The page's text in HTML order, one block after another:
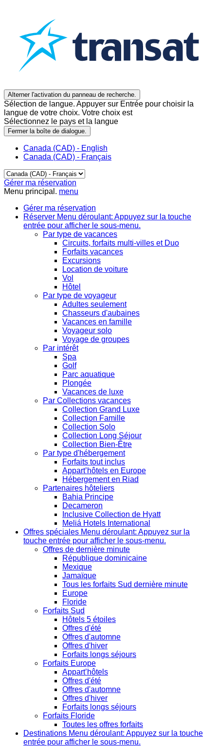
Alterner l'activation du panneau de recherche.
Sélection de langue. Appuyer sur Entrée pour choisir la
langue de votre choix. Votre choix est
Sélectionnez le pays et la langue
Fermer la boîte de dialogue.
Canada (CAD) - English
Canada (CAD) - Français
Gérer ma réservation
Menu principal. menu
Gérer ma réservation
Réserver Menu déroulant: Appuyez sur la touche
entrée pour afficher le sous-menu.
Par type de vacances
Circuits, forfaits multi-villes et Duo
Forfaits vacances
Excursions
Location de voiture
Vol
Hôtel
Par type de voyageur
Adultes seulement
Chasseurs d'aubaines
Vacances en famille
Voyageur solo
Voyage de groupes
Par intérêt
Spa
Golf
Parc aquatique
Plongée
Vacances de luxe
Par Collections vacances
Collection Grand Luxe
Collection Famille
Collection Solo
Collection Long Séjour
Collection Bien-Être
Par type d'hébergement
Forfaits tout inclus
Appart’hôtels en Europe
Hébergement en Riad
Partenaires hôteliers
Bahia Principe
Decameron
Inclusive Collection de Hyatt
Meliá Hotels International
Offres spéciales Menu déroulant: Appuyez sur la
touche entrée pour afficher le sous-menu.
Offres de dernière minute
République dominicaine
Mexique
Jamaïque
Tous les forfaits Sud dernière minute
Europe
Floride
Forfaits Sud
Hôtels 5 étoiles
Offres d'été
Offres d'automne
Offres d'hiver
Forfaits longs séjours
Forfaits Europe
Appart’hôtels
Offres d'été
Offres d'automne
Offres d'hiver
Forfaits longs séjours
Forfaits Floride
Toutes les offres forfaits
Destinations Menu déroulant: Appuyez sur la touche
entrée pour afficher le sous-menu.